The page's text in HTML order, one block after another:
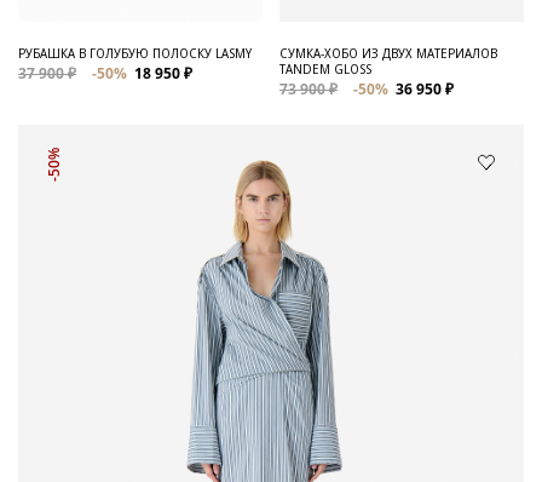
РУБАШКА В ГОЛУБУЮ ПОЛОСКУ LASMY
37 900 ₽ -50% 18 950 ₽
СУМКА-ХОБО ИЗ ДВУХ МАТЕРИАЛОВ
TANDEM GLOSS
73 900 ₽ -50% 36 950 ₽
-50%